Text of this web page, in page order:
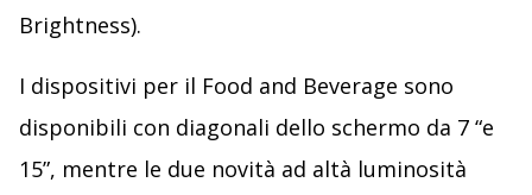
Brightness).
I dispositivi per il Food and Beverage sono
disponibili con diagonali dello schermo da 7 “e
15”, mentre le due novità ad altà luminosità